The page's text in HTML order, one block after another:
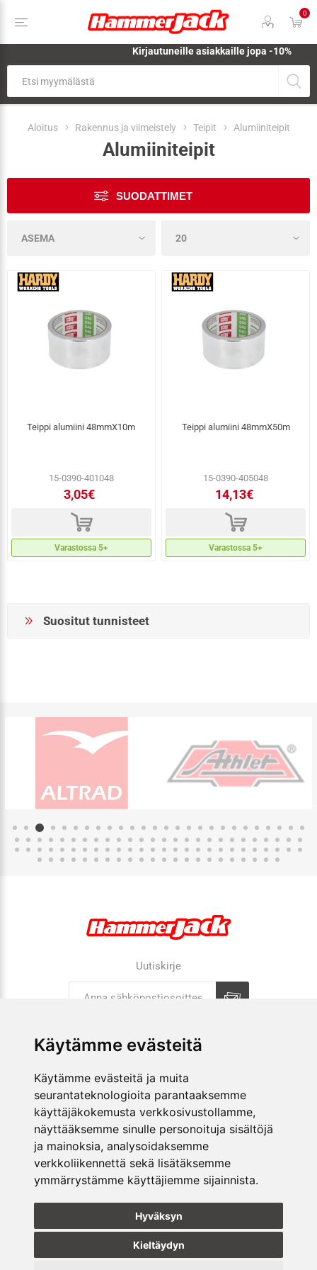
Käytämme evästeitä
Käytämme evästeitä ja muita
seurantateknologioita parantaaksemme
käyttäjäkokemusta verkkosivustollamme,
näyttääksemme sinulle personoituja sisältöjä
ja mainoksia, analysoidaksemme
verkkoliikennettä sekä lisätäksemme
ymmärrystämme käyttäjiemme sijainnista.
Hyväksyn
Kieltäydyn
0
Kirjautuneille asiakkaille jopa -10%
Aloitus Rakennus ja viimeistely Teipit Alumiiniteipit
Alumiiniteipit
SUODATTIMET
Teippi alumiini 48mmX10m
15-0390-401048
3,05€
d
Varastossa 5+
Teippi alumiini 48mmX50m
15-0390-405048
14,13€
d
Varastossa 5+
Suositut tunnisteet
Uutiskirje
YRITYS
VERKKOKAUPPA
KAUPAT